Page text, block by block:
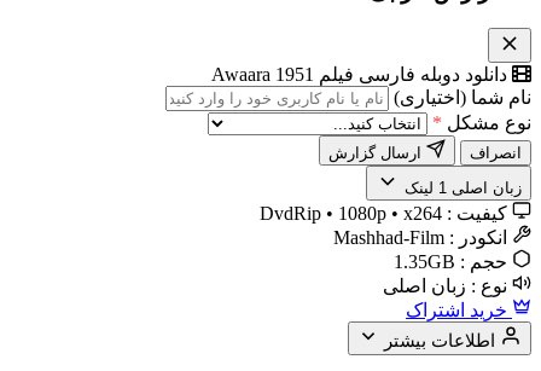
دانلود دوبله فارسی فیلم Awaara 1951
نام شما (اختیاری)
نوع مشکل *
انصراف
زبان اصلی 1 لینک
کیفیت : DvdRip • 1080p • x264
انکودر : Mashhad-Film
حجم : 1.35GB
نوع : زبان اصلی
خرید اشتراک
اطلاعات بیشتر